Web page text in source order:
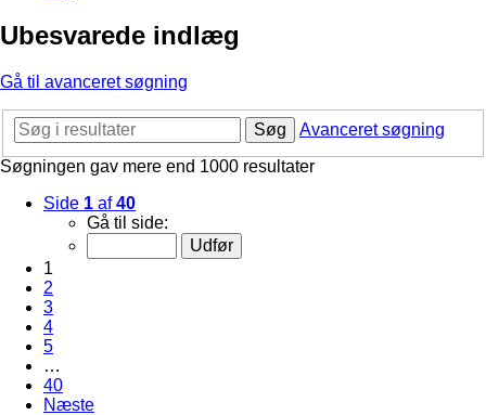
Ubesvarede indlæg
Gå til avanceret søgning
Søg
Avanceret søgning
Søgningen gav mere end 1000 resultater
Side 1 af40
Gå til side:
1
2
3
4
5
…
40
Næste